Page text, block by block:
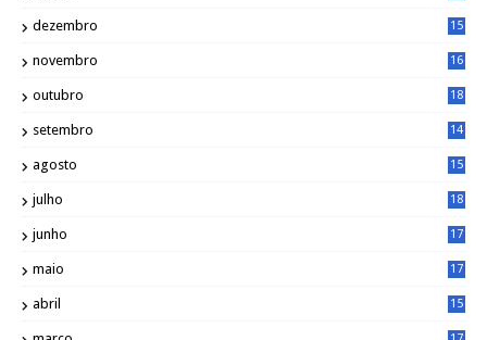
dezembro
15
novembro
16
outubro
18
setembro
14
agosto
15
julho
18
junho
17
maio
17
abril
15